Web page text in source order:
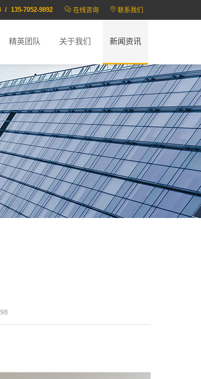
/ 135-7052-9892 在线咨询 联系我们
精英团队 关于我们 新闻资讯